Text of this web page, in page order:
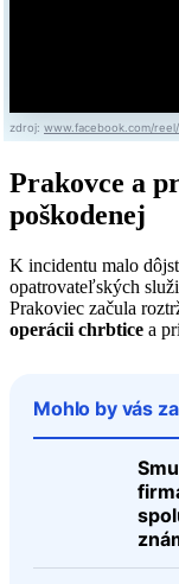
zdroj: www.facebook.com/
Prakovce a
poškodenej
K incidentu malo
opatrovateľských
Prakoviec začula
operácii chrbtice a
Mohlo by vás